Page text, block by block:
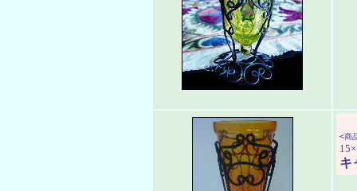
<商
キ